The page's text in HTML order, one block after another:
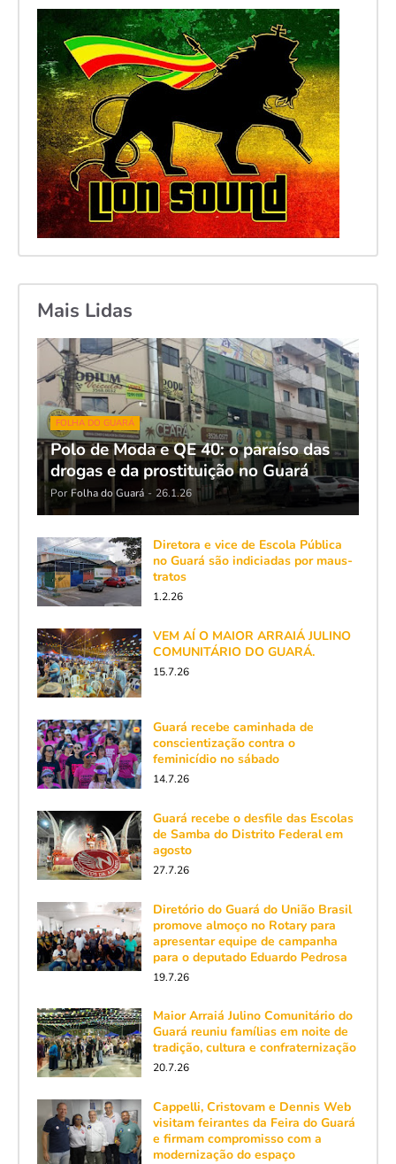
Mais Lidas
FOLHA DO GUARÁ
Polo de Moda e QE 40: o paraíso das
drogas e da prostituição no Guará
Por Folha do Guará - 26.1.26
Diretora e vice de Escola Pública
no Guará são indiciadas por maus-
tratos
1.2.26
VEM AÍ O MAIOR ARRAIÁ JULINO
COMUNITÁRIO DO GUARÁ.
15.7.26
Guará recebe caminhada de
conscientização contra o
feminicídio no sábado
14.7.26
Guará recebe o desfile das Escolas
de Samba do Distrito Federal em
agosto
27.7.26
Diretório do Guará do União Brasil
promove almoço no Rotary para
apresentar equipe de campanha
para o deputado Eduardo Pedrosa
19.7.26
Maior Arraiá Julino Comunitário do
Guará reuniu famílias em noite de
tradição, cultura e confraternização
20.7.26
Cappelli, Cristovam e Dennis Web
visitam feirantes da Feira do Guará
e firmam compromisso com a
modernização do espaço